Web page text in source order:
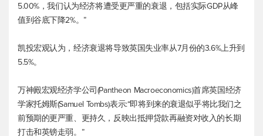
5.00%，我们认为经济将遭受更严重的衰退，包括实际GDP从峰
值到谷底下降2%。”
凯投宏观认为，经济衰退将导致英国失业率从7月份的3.6%上升到
5.5%。
万神殿宏观经济学公司(Pantheon Macroeconomics)首席英国经济
学家托姆斯(Samuel Tombs)表示:“即将到来的衰退似乎将比我们之
前预期的更严重、更持久，反映出抵押贷款再融资对收入的长期
打击和英镑走弱。”